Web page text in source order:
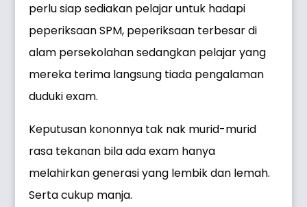
perlu siap sediakan pelajar untuk hadapi
peperiksaan SPM, peperiksaan terbesar di
alam persekolahan sedangkan pelajar yang
mereka terima langsung tiada pengalaman
duduki exam.
Keputusan kononnya tak nak murid-murid
rasa tekanan bila ada exam hanya
melahirkan generasi yang lembik dan lemah.
Serta cukup manja.